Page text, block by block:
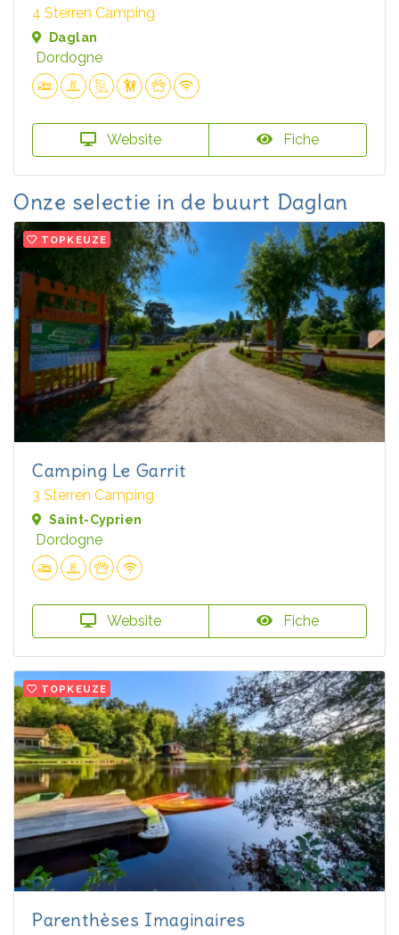
4 Sterren Camping
Daglan
Dordogne
Website Fiche
Onze selectie in de buurt Daglan
TOPKEUZE
Camping Le Garrit
3 Sterren Camping
Saint-Cyprien
Dordogne
Website Fiche
TOPKEUZE
Parenthèses Imaginaires